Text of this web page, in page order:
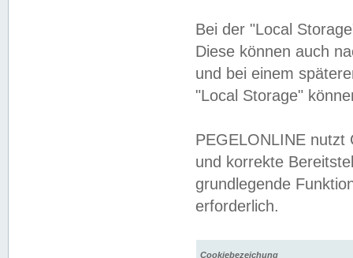
Bei der "Local
Diese können auch
und bei einem
"Local Storage"
PEGELONLINE nutzt
und korrekte
grundlegende
erforderlich.
Cookiebezeichung